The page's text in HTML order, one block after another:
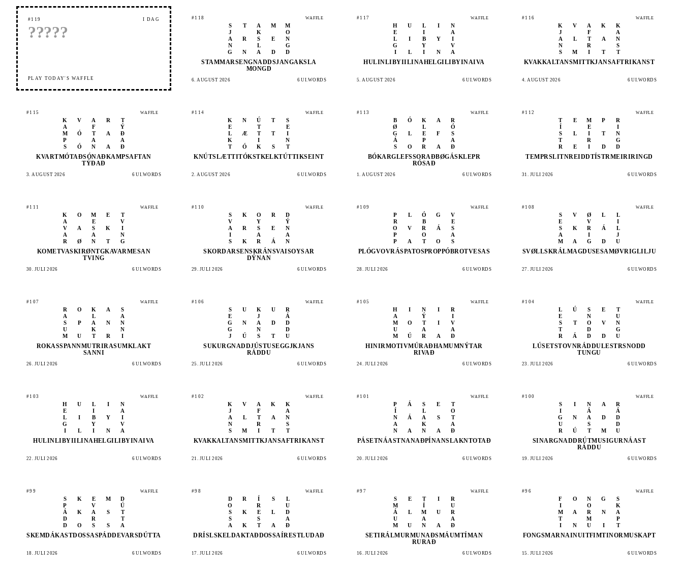
#119 Í DAG
?????
PLAY TODAY'S WAFFLE
#118 WAFFLE
S T A M
M
J
K
O
A
R S E
N
N
L
G
G
N A D D
STAMMARSENGNADDSJANGAKSLA
MONGD
6. AUGUST 2026 6 UI.WORDS
#117 WAFFLE
H U L I
N
E
I
A
L
I B Y
I
G
Y
V
I
L I N A
HULINLIBYIILINAHELGILIBYINAIVA
5. AUGUST 2026 6 UI.WORDS
#116 WAFFLE
K V A K
K
J
F
A
A
L T A
N
N
R
S
S
M I T T
KVAKKALTANSMITTKJANSAFTRIKANST
4. AUGUST 2026 6 UI.WORDS
#115 WAFFLE
K V A R
T
A
F
Ý
M
Ó T A
Ð
P
A
A
S
Ó N A Ð
KVARTMÓTAÐSÓNAÐKAMPSAFTAN
TÝÐAÐ
3. AUGUST 2026 6 UI.WORDS
#114 WAFFLE
K N Ú T
S
E
T
E
L
Æ T T
I
K
I
N
T
Ó K S T
KNÚTSLÆTTITÓKSTKELKTÚTTIKSEINT
2. AUGUST 2026 6 UI.WORDS
#113 WAFFLE
B Ó K A
R
Ø
L
Ó
G
L E F
S
Á
P
A
S
O R A Ð
BÓKARGLEFSSORAÐBØGÁSKLEPR
RÓSAÐ
1. AUGUST 2026 6 UI.WORDS
#112 WAFFLE
T E M P
R
Í
E
I
S
L I T
N
T
R
G
R
E I D D
TEMPRSLITNREIDDTÍSTRMEIRIRINGD
31. JULI 2026 6 UI.WORDS
#111 WAFFLE
K O M E
T
A
E
V
V
A S K
I
A
A
N
R
Ø N T G
KOMETVASKIRØNTGKAVARMESAN
TVING
30. JULI 2026 6 UI.WORDS
#110 WAFFLE
S K O R
D
V
Y
Ý
A
R S E
N
I
A
A
S
K R Á N
SKORDARSENSKRÁNSVAISOYSAR
DÝNAN
29. JULI 2026 6 UI.WORDS
#109 WAFFLE
P L Ó G
V
R
B
E
O
V R Á
S
P
O
A
P
A T O S
PLÓGVOVRÁSPATOSPROPPÓBROTVESAS
28. JULI 2026 6 UI.WORDS
#108 WAFFLE
S V Ø L
L
E
V
I
S
K R Á
L
A
I
J
M
A G D U
SVØLLSKRÁLMAGDUSESAMØVRIGLILJU
27. JULI 2026 6 UI.WORDS
#107 WAFFLE
R O K A
S
A
L
A
S
P A N
N
U
K
N
M
U T R I
ROKASSPANNMUTRIRASUMKLAKT
SANNI
26. JULI 2026 6 UI.WORDS
#106 WAFFLE
S U K U
R
E
J
Á
G
N A D
D
G
N
D
J
Ú S T U
SUKURGNADDJÚSTUSEGGJKJANS
RÁDDU
25. JULI 2026 6 UI.WORDS
#105 WAFFLE
H I N I
R
A
Ý
I
M
O T I
V
U
A
A
M
Ú R A Ð
HINIRMOTIVMÚRAÐHAMUMNÝTAR
RIVAÐ
24. JULI 2026 6 UI.WORDS
#104 WAFFLE
L Ú S E
T
E
N
U
S
T O V
N
T
D
G
R
Á D D U
LÚSETSTOVNRÁDDULESTRSNODD
TUNGU
23. JULI 2026 6 UI.WORDS
#103 WAFFLE
H U L I
N
E
I
A
L
I B Y
I
G
Y
V
I
L I N A
HULINLIBYIILINAHELGILIBYINAIVA
22. JULI 2026 6 UI.WORDS
#102 WAFFLE
K V A K
K
J
F
A
A
L T A
N
N
R
S
S
M I T T
KVAKKALTANSMITTKJANSAFTRIKANST
21. JULI 2026 6 UI.WORDS
#101 WAFFLE
P Á S E
T
Í
L
O
N
Á A S
T
A
K
A
N
A N A Ð
PÁSETNÁASTNANAÐPÍNANSLAKNTOTAÐ
20. JULI 2026 6 UI.WORDS
#100 WAFFLE
S I N A
R
I
Á
Á
G
N A D
D
U
S
D
R
Ú T M U
SINARGNADDRÚTMUSIGURNÁAST
RÁDDU
19. JULI 2026 6 UI.WORDS
#99 WAFFLE
S K E M
D
P
V
Ú
Á
K A S
T
D
R
T
D
O S S A
SKEMDÁKASTDOSSASPÁDDEVARSDÚTTA
18. JULI 2026 6 UI.WORDS
#98 WAFFLE
D R Í S
L
O
R
U
S
K E L
D
S
S
A
A
K T A Ð
DRÍSLSKELDAKTAÐDOSSAÍRESTLUDAÐ
17. JULI 2026 6 UI.WORDS
#97 WAFFLE
S E T I
R
M
Í
U
Á
L M U
R
U
A
A
M
U N A Ð
SETIRÁLMURMUNAÐSMÁUMTÍMAN
RURAÐ
16. JULI 2026 6 UI.WORDS
#96 WAFFLE
F O N G
S
I
O
K
M
A R N
A
T
M
P
I
N U I T
FONGSMARNAINUITFIMTINORMUSKAPT
15. JULI 2026 6 UI.WORDS